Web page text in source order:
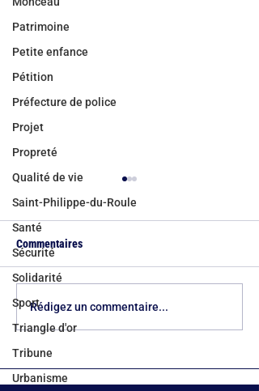
Patrimoine
Petite enfance
Pétition
Préfecture de police
Projet
Propreté
Qualité de vie
Saint-Philippe-du-Roule
Santé
Sécurité
Solidarité
Sport
Triangle d'or
Tribune
Urbanisme
Établissements scolaires du
8e : la Mairie
l'excellence
Commentaires
Rédigez un commentaire...